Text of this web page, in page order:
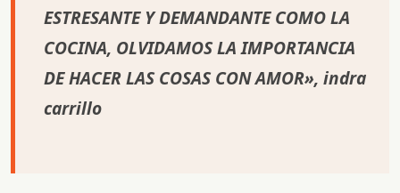
ESTRESANTE Y DEMANDANTE COMO LA
COCINA, OLVIDAMOS LA IMPORTANCIA
DE HACER LAS COSAS CON AMOR», indra
carrillo